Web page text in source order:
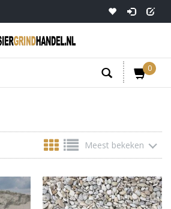
0
Meest bekeken